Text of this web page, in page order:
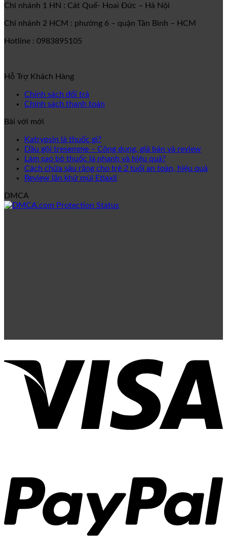
Chi nhánh 1 HN : Cát Quế- Hoaì Đức – Hà Nội
Chi nhánh 2 HCM : phường 6 – quận Tân Bình – HCM
Hotline : 0983895105
Hỗ Trợ Khách Hàng
Chính sách đổi trả
Chính sách thanh toán
Bài với mới
Katrypsin là thuốc gì?
Dầu gội tresemme – Công dụng, giá bán và review
Làm sao bỏ thuốc lá nhanh và hiệu quả?
Cách chữa sâu răng cho trẻ 2 tuổi an toàn, hiệu quả
Review lăn khử mùi Etiaxil
DMCA